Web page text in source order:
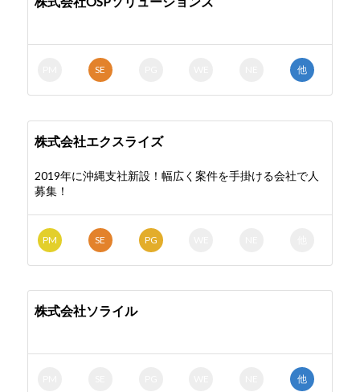
SE 他
株式会社エクスライズ
2019年に沖縄支社新設！幅広く案件を手掛ける会社で人
募集！
PM SE PG
株式会社ソライル
他